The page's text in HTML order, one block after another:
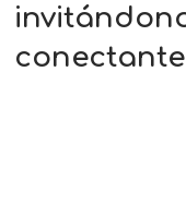
conectante